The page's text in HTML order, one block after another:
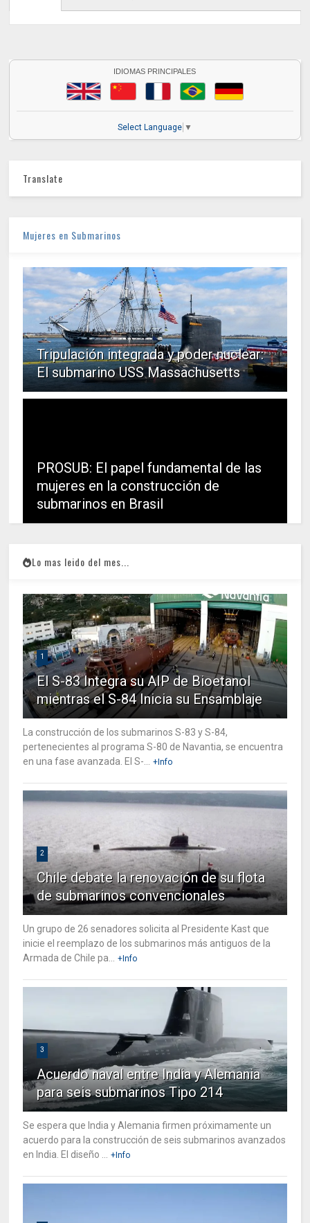
IDIOMAS PRINCIPALES
Select Language ▼
Translate
Mujeres en Submarinos
Tripulación integrada y poder nuclear:
El submarino USS Massachusetts
PROSUB: El papel fundamental de las
mujeres en la construcción de
submarinos en Brasil
Lo mas leido del mes...
1
El S-83 Integra su AIP de Bioetanol
mientras el S-84 Inicia su Ensamblaje
La construcción de los submarinos S-83 y S-84,
pertenecientes al programa S-80 de Navantia, se encuentra
en una fase avanzada. El S-...
+Info
2
Chile debate la renovación de su flota
de submarinos convencionales
Un grupo de 26 senadores solicita al Presidente Kast que
inicie el reemplazo de los submarinos más antiguos de la
Armada de Chile pa...
+Info
3
Acuerdo naval entre India y Alemania
para seis submarinos Tipo 214
Se espera que India y Alemania firmen próximamente un
acuerdo para la construcción de seis submarinos avanzados
en India. El diseño ...
+Info